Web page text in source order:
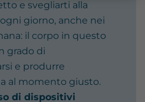
e svegliarti alla
giorno, anche nei
il corpo in questo
grado di
e produrre
al momento giusto.
di dispositivi